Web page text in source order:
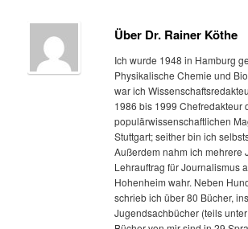
Über Dr. Rainer Köthe
Ich wurde 1948 in Hamburg
Physikalische Chemie und
war ich
1986 bis 1999 Chefredakteur
populärwissenschaftlichen
Stuttgart; seither bin ich
Außerdem nahm ich mehrere
Lehrauftrag für Journalismus
Hohenheim wahr. Neben
schrieb ich über 80 Bücher,
Jugendsachbücher (teils